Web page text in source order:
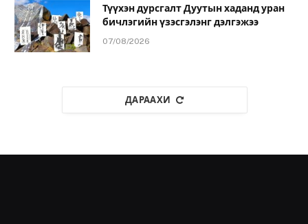
Түүхэн дурсгалт Дуутын хаданд уран
бичлэгийн үзэсгэлэнг дэлгэжээ
07/08/2026
ДАРААХИ